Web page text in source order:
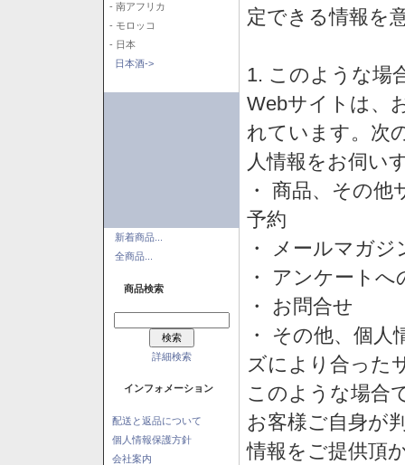
- 南アフリカ
- モロッコ
- 日本
日本酒->
新着商品...
全商品...
商品検索
詳細検索
インフォメーション
配送と返品について
個人情報保護方針
会社案内
定できる情報を
1. このような場
Webサイトは、
れています。次
人情報をお伺い
・ 商品、その
予約
・ メールマガ
・ アンケートへ
・ お問合せ
・ その他、個
ズにより合った
このような場合
お客様ご自身が
情報をご提供頂